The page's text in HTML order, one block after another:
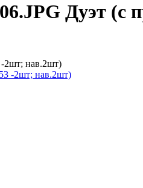
Дуэт (с
-2шт; нав.2шт)